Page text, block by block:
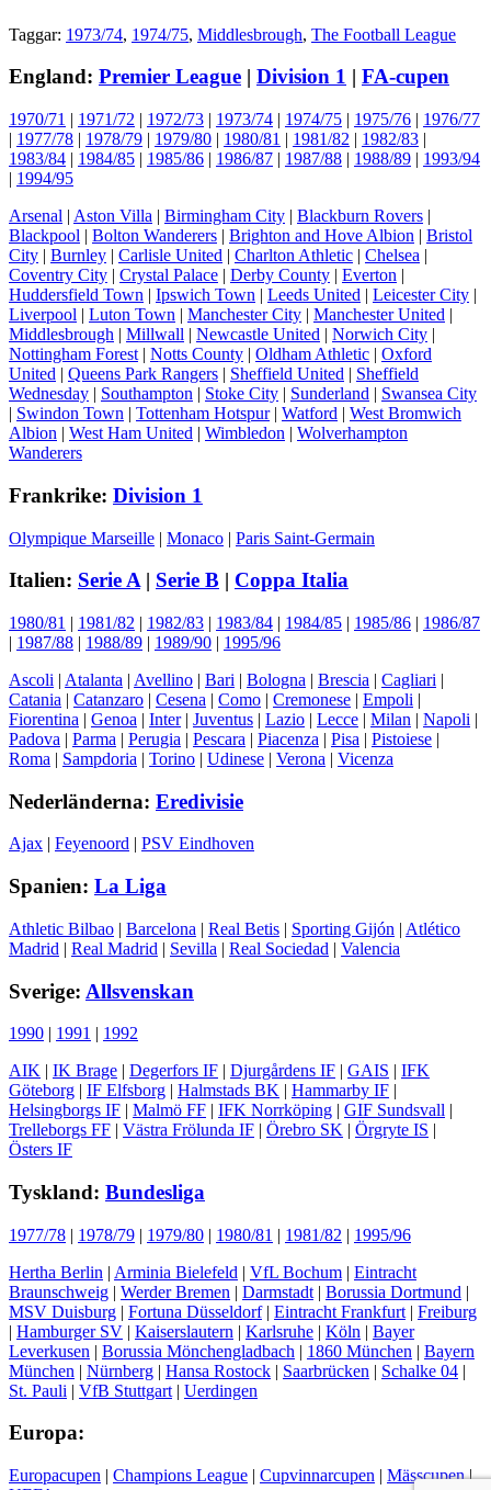
Taggar: 1973/74, 1974/75, Middlesbrough, The Football League
England: Premier League | Division 1 | FA-cupen
1970/71 | 1971/72 | 1972/73 | 1973/74 | 1974/75 | 1975/76 | 1976/77
| 1977/78 | 1978/79 | 1979/80 | 1980/81 | 1981/82 | 1982/83 |
1983/84 | 1984/85 | 1985/86 | 1986/87 | 1987/88 | 1988/89 | 1993/94
| 1994/95
Arsenal | Aston Villa | Birmingham City | Blackburn Rovers |
Blackpool | Bolton Wanderers | Brighton and Hove Albion | Bristol
City | Burnley | Carlisle United | Charlton Athletic | Chelsea |
Coventry City | Crystal Palace | Derby County | Everton |
Huddersfield Town | Ipswich Town | Leeds United | Leicester City |
Liverpool | Luton Town | Manchester City | Manchester United |
Middlesbrough | Millwall | Newcastle United | Norwich City |
Nottingham Forest | Notts County | Oldham Athletic | Oxford
United | Queens Park Rangers | Sheffield United | Sheffield
Wednesday | Southampton | Stoke City | Sunderland | Swansea City
| Swindon Town | Tottenham Hotspur| Watford | West Bromwich
Albion | West Ham United | Wimbledon | Wolverhampton
Wanderers
Frankrike: Division 1
Olympique Marseille | Monaco | Paris Saint-Germain
Italien: Serie A| Serie B | Coppa Italia
1980/81 | 1981/82 | 1982/83 | 1983/84 | 1984/85 | 1985/86 | 1986/87
| 1987/88 | 1988/89 | 1989/90 | 1995/96
Ascoli | Atalanta | Avellino | Bari | Bologna | Brescia | Cagliari |
Catania | Catanzaro | Cesena | Como | Cremonese | Empoli |
Fiorentina | Genoa | Inter| Juventus | Lazio | Lecce | Milan | Napoli |
Padova | Parma | Perugia | Pescara | Piacenza | Pisa | Pistoiese |
Roma | Sampdoria | Torino | Udinese | Verona | Vicenza
Nederländerna: Eredivisie
Ajax | Feyenoord | PSV Eindhoven
Spanien: La Liga
Athletic Bilbao | Barcelona | Real Betis | Sporting Gijón | Atlético
Madrid | Real Madrid | Sevilla | Real Sociedad | Valencia
Sverige: Allsvenskan
1990 | 1991 | 1992
AIK | IK Brage | Degerfors IF | Djurgårdens IF | GAIS | IFK
Göteborg | IF Elfsborg | Halmstads BK | Hammarby IF |
Helsingborgs IF | Malmö FF | IFK Norrköping | GIF Sundsvall |
Trelleborgs FF | Västra Frölunda IF | Örebro SK | Örgryte IS |
Östers IF
Tyskland: Bundesliga
1977/78 | 1978/79 | 1979/80 | 1980/81 | 1981/82 | 1995/96
Hertha Berlin | Arminia Bielefeld | VfL Bochum | Eintracht
Braunschweig | Werder Bremen | Darmstadt | Borussia Dortmund |
MSV Duisburg | Fortuna Düsseldorf| Eintracht Frankfurt | Freiburg
| Hamburger SV | Kaiserslautern | Karlsruhe | Köln | Bayer
Leverkusen | Borussia Mönchengladbach | 1860 München | Bayern
München | Nürnberg | Hansa Rostock | Saarbrücken | Schalke 04 |
St. Pauli | VfB Stuttgart | Uerdingen
Europa:
Europacupen | Champions League | Cupvinnarcupen | Mässcupen|